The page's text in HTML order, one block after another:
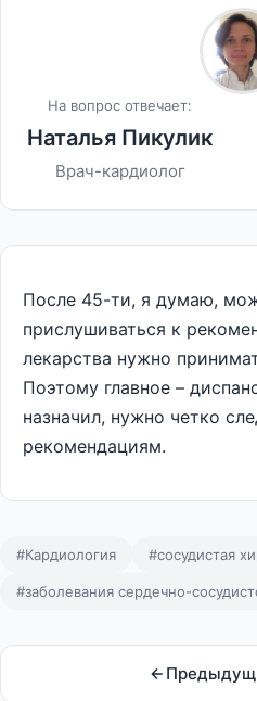
На вопрос отвечает:
Наталья Пикулик
Врач-кардиолог
После 45-ти, я думаю,
прислушиваться к
лекарства нужно
Поэтому главное –
назначил, нужно четко
рекомендациям.
#Кардиология #сосудистая
#заболевания сердечно-